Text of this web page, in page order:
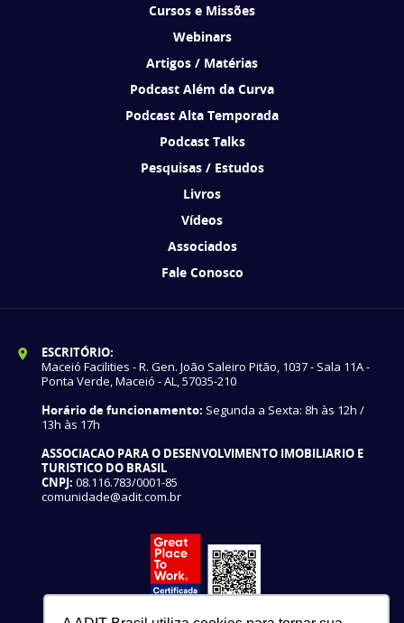
Cursos e Missões
Webinars
Artigos / Matérias
Podcast Além da Curva
Podcast Alta Temporada
Podcast Talks
Pesquisas / Estudos
Livros
Vídeos
Associados
Fale Conosco
ESCRITÓRIO:
Maceió Facilities - R. Gen. João Saleiro Pitão, 1037 - Sala 11A -
Ponta Verde, Maceió - AL, 57035-210
Horário de funcionamento: Segunda a Sexta: 8h às 12h /
13h às 17h
ASSOCIACAO PARA O DESENVOLVIMENTO IMOBILIARIO E
TURISTICO DO BRASIL
CNPJ: 08.116.783/0001-85
comunidade@adit.com.br